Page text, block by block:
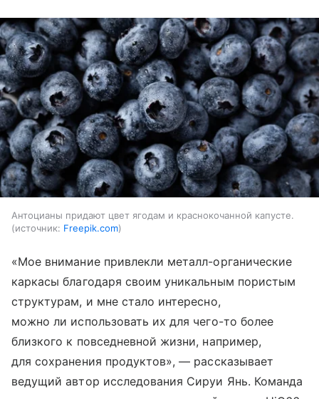
Антоцианы придают цвет ягодам и краснокочанной капусте.
источник: Freepik.com
«Мое внимание привлекли металл-органические
каркасы благодаря своим уникальным пористым
структурам, и мне стало интересно,
можно ли использовать их для чего-то более
близкого к повседневной жизни, например,
для сохранения продуктов», — рассказывает
ведущий автор исследования Сируи Янь. Команда